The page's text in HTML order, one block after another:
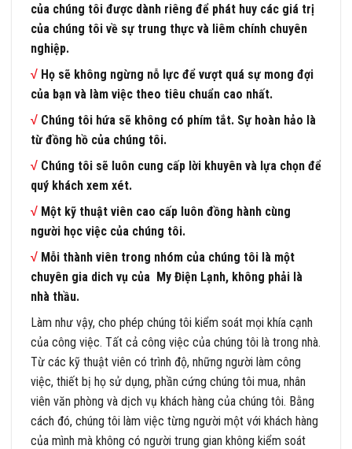
của chúng tôi được dành riêng để phát huy các giá trị
của chúng tôi về sự trung thực và liêm chính chuyên
nghiệp.
√ Họ sẽ không ngừng nỗ lực để vượt quá sự mong đợi
của bạn và làm việc theo tiêu chuẩn cao nhất.
√ Chúng tôi hứa sẽ không có phím tắt. Sự hoàn hảo là
từ đồng hồ của chúng tôi.
√ Chúng tôi sẽ luôn cung cấp lời khuyên và lựa chọn để
quý khách xem xét.
√ Một kỹ thuật viên cao cấp luôn đồng hành cùng
người học việc của chúng tôi.
√ Mỗi thành viên trong nhóm của chúng tôi là một
chuyên gia dich vụ của My Điện Lạnh, không phải là
nhà thầu.
Làm như vậy, cho phép chúng tôi kiểm soát mọi khía cạnh
của công việc. Tất cả công việc của chúng tôi là trong nhà.
Từ các kỹ thuật viên có trình độ, những người làm công
việc, thiết bị họ sử dụng, phần cứng chúng tôi mua, nhân
viên văn phòng và dịch vụ khách hàng của chúng tôi. Bằng
cách đó, chúng tôi làm việc từng người một với khách hàng
của mình mà không có người trung gian không kiểm soát